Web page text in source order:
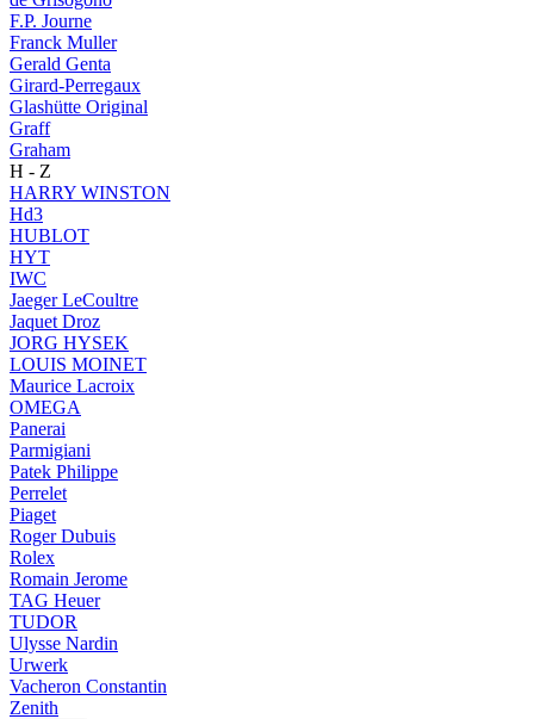
F.P. Journe
Franck Muller
Gerald Genta
Girard-Perregaux
Glashütte Original
Graff
Graham
H - Z
HARRY WINSTON
Hd3
HUBLOT
HYT
IWC
Jaeger LeCoultre
Jaquet Droz
JORG HYSEK
LOUIS MOINET
Maurice Lacroix
OMEGA
Panerai
Parmigiani
Patek Philippe
Perrelet
Piaget
Roger Dubuis
Rolex
Romain Jerome
TAG Heuer
TUDOR
Ulysse Nardin
Urwerk
Vacheron Constantin
Zenith